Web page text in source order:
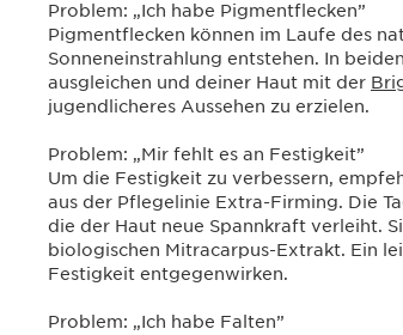
Problem: „Ich habe Pigmentflecken”
Pigmentflecken können im Laufe des
Sonneneinstrahlung entstehen. In
ausgleichen und deiner Haut mit der
jugendlicheres Aussehen zu erzielen.
Problem: „Mir fehlt es an Festigkeit”
Um die Festigkeit zu verbessern,
aus der Pflegelinie Extra-Firming. Die
die der Haut neue Spannkraft verleiht.
biologischen Mitracarpus-Extrakt. Ein
Festigkeit entgegenwirken.
Problem: „Ich habe Falten”